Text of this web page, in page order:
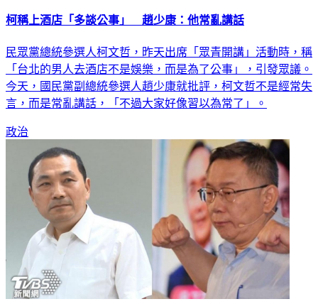
柯稱上酒店「多談公事」 趙少康：他常亂講話
民眾黨總統參選人柯文哲，昨天出席「眾青開講」活動時，稱
「台北的男人去酒店不是娛樂，而是為了公事」，引發眾議。
今天，國民黨副總統參選人趙少康就批評，柯文哲不是經常失
言，而是常亂講話，「不過大家好像習以為常了」。
政治